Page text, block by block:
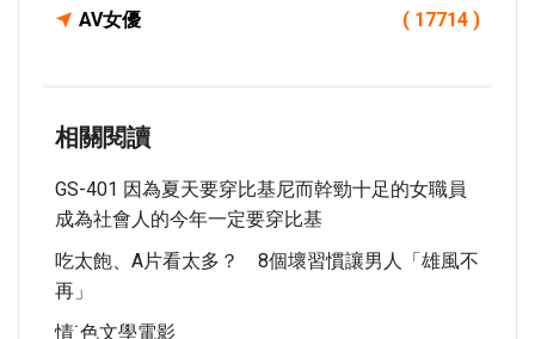
AV女優 ( 17714 )
相關閱讀
GS-401 因為夏天要穿比基尼而幹勁十足的女職員
成為社會人的今年一定要穿比基
吃太飽、A片看太多？ 8個壞習慣讓男人「雄風不
再」
情˙色文學電影